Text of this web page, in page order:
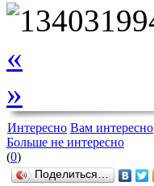
«
»
Интересно Вам интересно
Больше не интересно
(0)
Поделиться…